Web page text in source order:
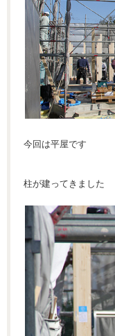
今回は平屋です
柱が建ってきました